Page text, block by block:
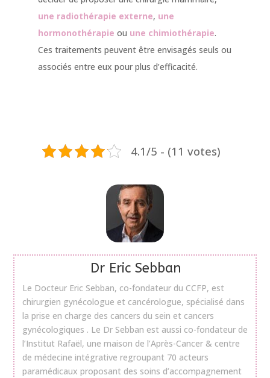
une radiothérapie externe, une
hormonothérapie ou une chimiothérapie.
Ces traitements peuvent être envisagés seuls ou
associés entre eux pour plus d’efficacité.
4.1/5 - (11 votes)
Dr Eric Sebban
Le Docteur Eric Sebban, co-fondateur du CCFP, est
chirurgien gynécologue et cancérologue, spécialisé dans
la prise en charge des cancers du sein et cancers
gynécologiques . Le Dr Sebban est aussi co-fondateur de
l’Institut Rafaël, une maison de l’Après-Cancer & centre
de médecine intégrative regroupant 70 acteurs
paramédicaux proposant des soins d’accompagnement